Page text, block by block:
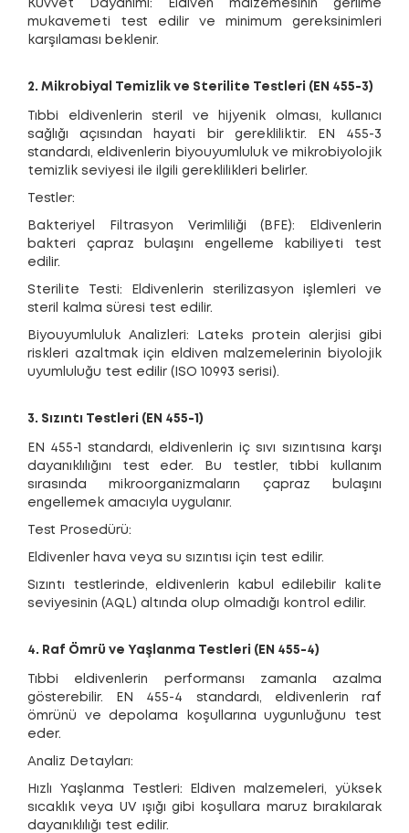
Kuvvet Dayanımı: Eldiven malzemesinin gerilme
mukavemeti test edilir ve minimum gereksinimleri
karşılaması beklenir.
2. Mikrobiyal Temizlik ve Sterilite Testleri (EN 455-3)
Tıbbi eldivenlerin steril ve hijyenik olması, kullanıcı
sağlığı açısından hayati bir gerekliliktir. EN 455-3
standardı, eldivenlerin biyouyumluluk ve mikrobiyolojik
temizlik seviyesi ile ilgili gereklilikleri belirler.
Testler:
Bakteriyel Filtrasyon Verimliliği (BFE): Eldivenlerin
bakteri çapraz bulaşını engelleme kabiliyeti test
edilir.
Sterilite Testi: Eldivenlerin sterilizasyon işlemleri ve
steril kalma süresi test edilir.
Biyouyumluluk Analizleri: Lateks protein alerjisi gibi
riskleri azaltmak için eldiven malzemelerinin biyolojik
uyumluluğu test edilir (ISO 10993 serisi).
3. Sızıntı Testleri (EN 455-1)
EN 455-1 standardı, eldivenlerin iç sıvı sızıntısına karşı
dayanıklılığını test eder. Bu testler, tıbbi kullanım
sırasında mikroorganizmaların çapraz bulaşını
engellemek amacıyla uygulanır.
Test Prosedürü:
Eldivenler hava veya su sızıntısı için test edilir.
Sızıntı testlerinde, eldivenlerin kabul edilebilir kalite
seviyesinin (AQL) altında olup olmadığı kontrol edilir.
4. Raf Ömrü ve Yaşlanma Testleri (EN 455-4)
Tıbbi eldivenlerin performansı zamanla azalma
gösterebilir. EN 455-4 standardı, eldivenlerin raf
ömrünü ve depolama koşullarına uygunluğunu test
eder.
Analiz Detayları:
Hızlı Yaşlanma Testleri: Eldiven malzemeleri, yüksek
sıcaklık veya UV ışığı gibi koşullara maruz bırakılarak
dayanıklılığı test edilir.